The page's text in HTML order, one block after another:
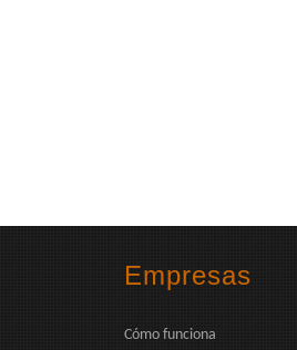
Empresas
Cómo funciona